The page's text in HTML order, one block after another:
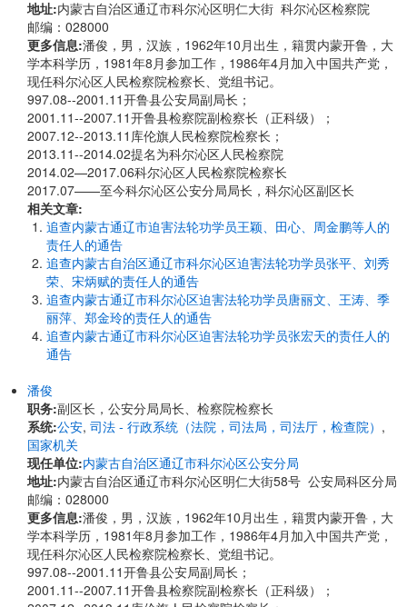
地址:内蒙古自治区通辽市科尔沁区明仁大街 科尔沁区检察院
邮编：028000
更多信息:潘俊，男，汉族，1962年10月出生，籍贯内蒙开鲁，大
学本科学历，1981年8月参加工作，1986年4月加入中国共产党，
现任科尔沁区人民检察院检察长、党组书记。
997.08--2001.11开鲁县公安局副局长；
​​​​​​​2001.11--2007.11开鲁县检察院副检察长（正科级）；
2007.12--2013.11库伦旗人民检察院检察长；
2013.11--2014.02提名为科尔沁区人民检察院
2014.02—2017.06科尔沁区人民检察院检察长
2017.07——至今科尔沁区公安分局局长，科尔沁区副区长
相关文章:
追查内蒙古通辽市迫害法轮功学员王颖、田心、周金鹏等人的
责任人的通告
追查内蒙古自治区通辽市科尔沁区迫害法轮功学员张平、刘秀
荣、宋炳赋的责任人的通告
追查内蒙古通辽市科尔沁区迫害法轮功学员唐丽文、王涛、季
丽萍、郑金玲的责任人的通告
追查内蒙古通辽市科尔沁区迫害法轮功学员张宏天的责任人的
通告
潘俊
职务:副区长，公安分局局长、检察院检察长
系统:公安, 司法 - 行政系统（法院，司法局，司法厅，检查院） ,
国家机关
现任单位:内蒙古自治区通辽市科尔沁区公安分局
地址:内蒙古自治区通辽市科尔沁区明仁大街58号 公安局科区分局
邮编：028000
更多信息:潘俊，男，汉族，1962年10月出生，籍贯内蒙开鲁，大
学本科学历，1981年8月参加工作，1986年4月加入中国共产党，
现任科尔沁区人民检察院检察长、党组书记。
997.08--2001.11开鲁县公安局副局长；
​​​​​​​2001.11--2007.11开鲁县检察院副检察长（正科级）；